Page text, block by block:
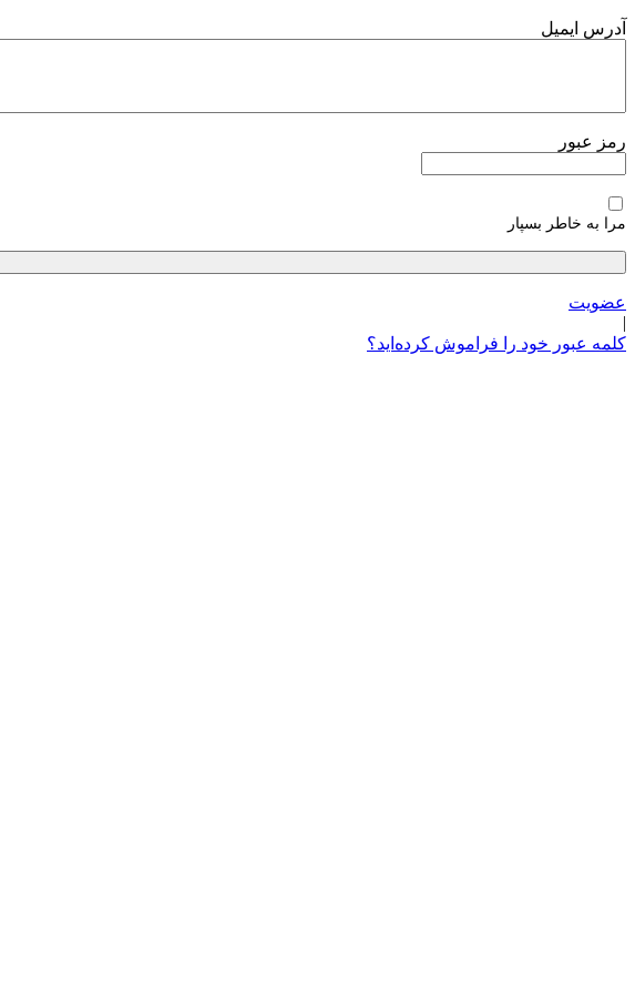
پرش
آدرس ایمیل
رمز عبور
مرا به خاطر بسپار
عضویت
|
کلمه عبور خود را فراموش کرده‌اید؟